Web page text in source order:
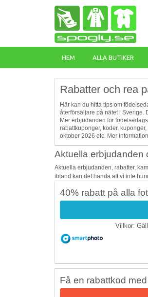
HEM ALLA BUTIKER
Rabatter och rea
Här kan du hitta tips om
återförsäljare på nätet i Sverige.
Mer erbjudanden för
rabattkuponger, koder,
oktober 2026 etc. Mer
Aktuella erbjudanden
Aktuella erbjudanden, rabatter,
ibland kan det hända att vi inte
40% rabatt på alla
Villkor:
Få en rabattkod